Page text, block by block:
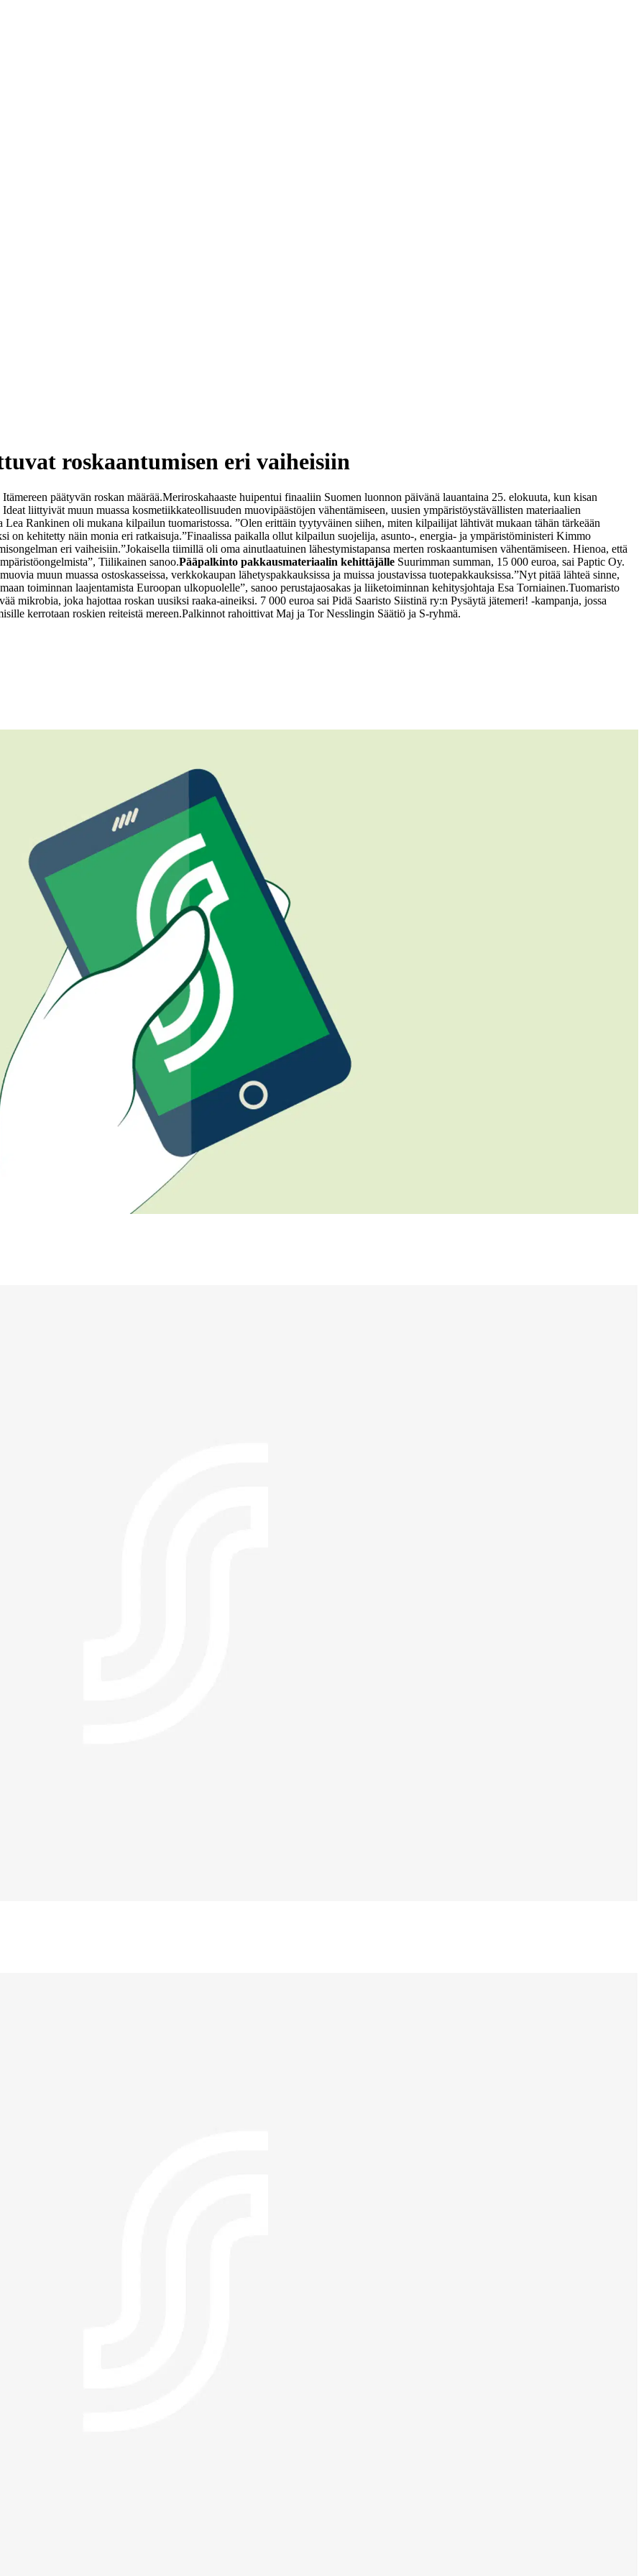
roskaantumisen eri vaiheisiin
päätyvän roskan määrää.Meriroskahaaste huipentui finaaliin Suomen luonnon päivänä lauantaina 25. elokuuta, kun kisan
liittyivät muun muassa kosmetiikkateollisuuden muovipäästöjen vähentämiseen, uusien ympäristöystävällisten materiaalien
Lea Rankinen oli mukana kilpailun tuomaristossa. ”Olen erittäin tyytyväinen siihen, miten kilpailijat lähtivät mukaan tähän tärkeään
on kehitetty näin monia eri ratkaisuja.”Finaalissa paikalla ollut kilpailun suojelija, asunto-, energia- ja ympäristöministeri Kimmo
eri vaiheisiin.”Jokaisella tiimillä oli oma ainutlaatuinen lähestymistapansa merten roskaantumisen vähentämiseen. Hienoa, että
Tiilikainen sanoo.Pääpalkinto pakkausmateriaalin kehittäjälle Suurimman summan, 15 000 euroa, sai Paptic Oy.
muun muassa ostoskasseissa, verkkokaupan lähetyspakkauksissa ja muissa joustavissa tuotepakkauksissa.”Nyt pitää lähteä sinne,
toiminnan laajentamista Euroopan ulkopuolelle”, sanoo perustajaosakas ja liiketoiminnan kehitysjohtaja Esa Torniainen.Tuomaristo
mikrobia, joka hajottaa roskan uusiksi raaka-aineiksi. 7 000 euroa sai Pidä Saaristo Siistinä ry:n Pysäytä jätemeri! -kampanja, jossa
kerrotaan roskien reiteistä mereen.Palkinnot rahoittivat Maj ja Tor Nesslingin Säätiö ja S-ryhmä.